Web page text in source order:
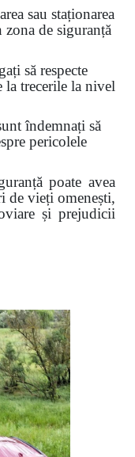
sau staționarea
de siguranță
să respecte
la trecerile la nivel
îndemnați să
pericolele
poate avea
de vieți omenești,
și prejudicii